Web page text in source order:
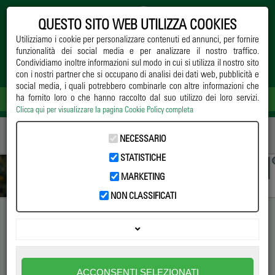
aumentano la connettività degli habitat
Le infrastrutture blu e verdi
nelle città aumentano la
QUESTO SITO WEB UTILIZZA COOKIES
Utilizziamo i cookie per personalizzare contenuti ed annunci, per fornire
funzionalità dei social media e per analizzare il nostro traffico.
Condividiamo inoltre informazioni sul modo in cui si utilizza il nostro sito
con i nostri partner che si occupano di analisi dei dati web, pubblicità e
social media, i quali potrebbero combinarle con altre informazioni che
ha fornito loro o che hanno raccolto dal suo utilizzo dei loro servizi.
Clicca qui per visualizzare la pagina Cookie Policy completa
NECESSARIO
STATISTICHE
MARKETING
NON CLASSIFICATI
ACCONSENTI SELEZIONATI